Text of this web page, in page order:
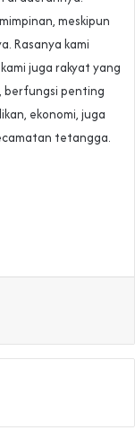
meskipun
Rasanya kami
juga rakyat yang
berfungsi penting
ekonomi, juga
tetangga.